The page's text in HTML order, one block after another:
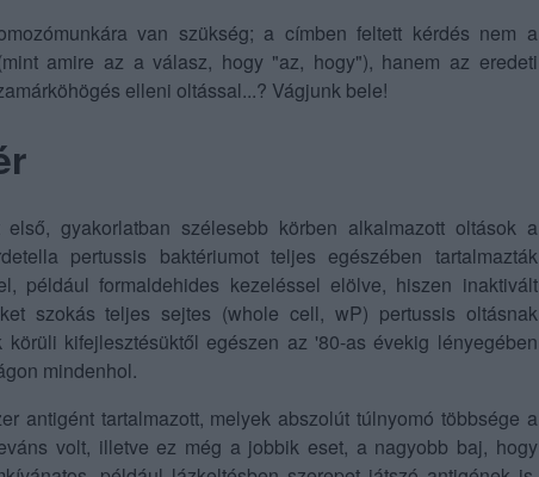
van szükség; a címben feltett kérdés nem a
amire az a válasz, hogy "az, hogy"), hanem az eredeti
elleni oltással...? Vágjunk bele!
gyakorlatban szélesebb körben alkalmazott oltások a
pertussis baktériumot teljes egészében tartalmazták
például formaldehides kezeléssel elölve, hiszen inaktivált
szokás teljes sejtes (whole cell, wP) pertussis oltásnak
kifejlesztésüktől egészen az '80-as évekig lényegében
mindenhol.
antigént tartalmazott, melyek abszolút túlnyomó többsége a
volt, illetve ez még a jobbik eset, a nagyobb baj, hogy